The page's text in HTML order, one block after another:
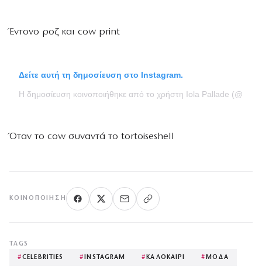
Έντονο ροζ και cow print
Δείτε αυτή τη δημοσίευση στο Instagram.
Η δημοσίευση κοινοποιήθηκε από το χρήστη Iola Pallade
Όταν το cow συναντά το tortoiseshell
ΚΟΙΝΟΠΟΊΗΣΗ
TAGS
#CELEBRITIES # INSTAGRAM # ΚΑΛΟΚΑΙΡΙ # ΜΟΔΑ